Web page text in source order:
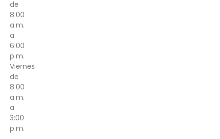
de
8:00
a.m.
a
6:00
p.m.
Viernes
de
8:00
a.m.
a
3:00
p.m.